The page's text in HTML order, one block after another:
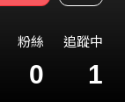
粉絲
0
追蹤中
1